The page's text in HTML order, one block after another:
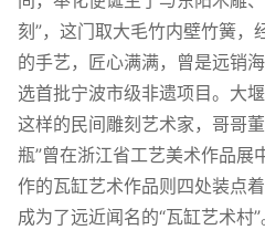
刻”，这门取大毛竹内壁竹簧，
的手艺，匠心满满，曾是远销
选首批宁波市级非遗项目。大
这样的民间雕刻艺术家，哥哥
瓶”曾在浙江省工艺美术作品展
作的瓦缸艺术作品则四处装点
成为了远近闻名的“瓦缸艺术村”